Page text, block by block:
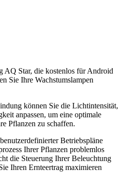
AQ Star, die kostenlos für Android
Sie Ihre Wachstumslampen
können Sie die Lichtintensität,
anpassen, um eine optimale
Pflanzen zu schaffen.
Betriebspläne
Ihrer Pflanzen problemlos
die Steuerung Ihrer Beleuchtung
Ihren Ernteertrag maximieren